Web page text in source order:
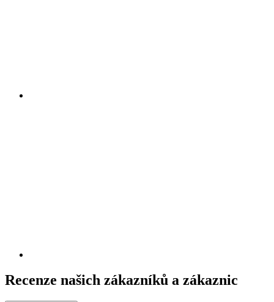
Recenze našich zákazníků a zákaznic